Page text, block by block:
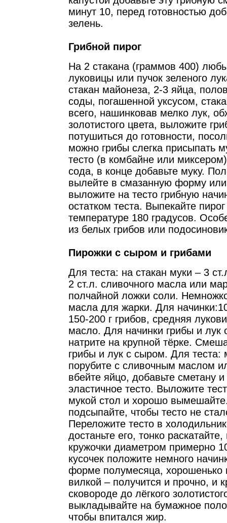
минут 10, перед готовностью
зелень.
Грибной пирог
На 2 стакана (граммов 400)
луковицы или пучок зеленого
стакан майонеза, 2-3 яйца,
соды, погашенной уксусом,
всего, нашинковав мелко лук,
золотистого цвета, выложите
потушиться до готовности,
можно грибы слегка присыпать
тесто (в комбайне или
сода, в конце добавьте муку.
вылейте в смазанную форму или
выложите на тесто грибную
остатком теста. Выпекайте
температуре 180 градусов.
из белых грибов или
Пирожки с сыром и грибами
Для теста: на стакан муки – 3
2 ст.л. сливочного масла или
полчайной ложки соли.
масла для жарки. Для
150-200 г грибов, средняя
масло. Для начинки грибы и лук
натрите на крупной тёрке.
грибы и лук с сыром. Для теста:
порубите с сливочным маслом
вбейте яйцо, добавьте сметану
эластичное тесто. Выложите
мукой стол и хорошо
подсыпайте, чтобы тесто не
Переложите тесто в
достаньте его, тонко
кружочки диаметром примерно
кусочек положите немного
форме полумесяца, хорошенько
вилкой – получится и прочно, и
сковороде до лёгкого
выкладывайте на бумажное
чтобы впитался жир.